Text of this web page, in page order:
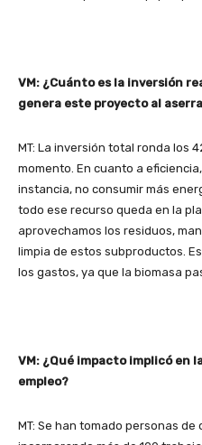
VM: ¿Cuánto es la inversión
genera este proyecto al
MT: La inversión total ronda los
momento. En cuanto a
instancia, no consumir más
todo ese recurso queda en la
aprovechamos los residuos,
limpia de estos subproductos.
los gastos, ya que la biomasa
VM: ¿Qué impacto implicó en
empleo?
MT: Se han tomado personas